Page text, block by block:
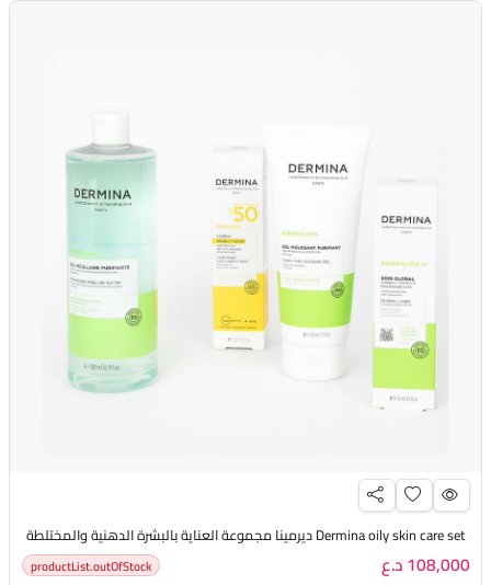
Dermina oily skin care set ديرمينا مجموعة العناية بالبشرة الدهنية والمختلطة
108,000 د.ع productList.outOfStock